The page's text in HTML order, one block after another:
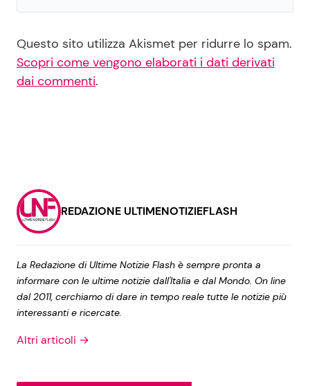
Questo sito utilizza Akismet per ridurre lo spam.
Scopri come vengono elaborati i dati derivati
dai commenti.
REDAZIONE ULTIMENOTIZIEFLASH
La Redazione di Ultime Notizie Flash è sempre pronta a
informare con le ultime notizie dall'Italia e dal Mondo. On line
dal 2011, cerchiamo di dare in tempo reale tutte le notizie più
interessanti e ricercate.
Altri articoli →